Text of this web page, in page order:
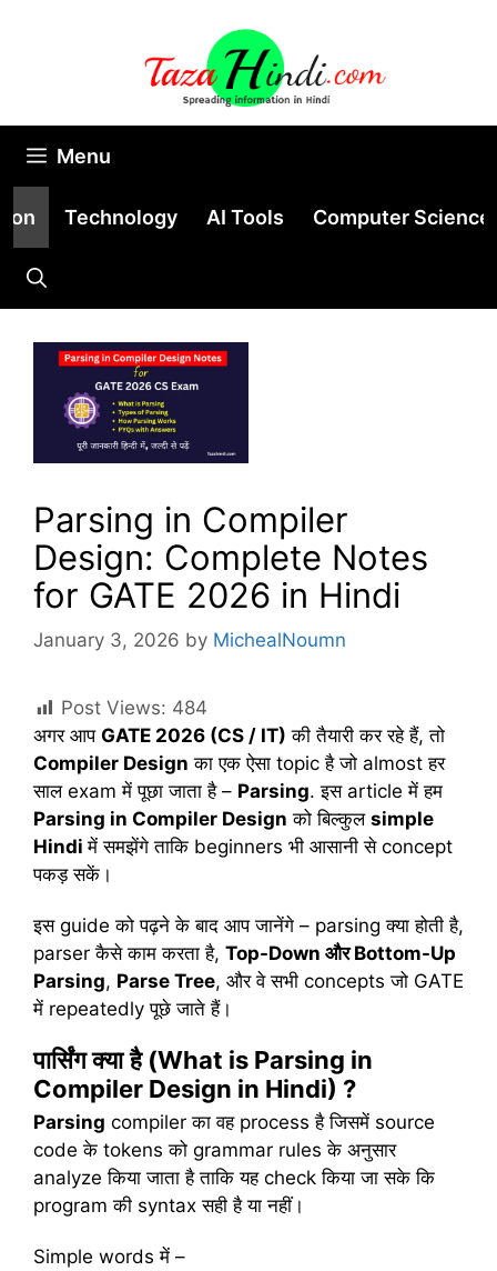
Menu
Technology AI Tools Computer Science
Parsing in Compiler
Design: Complete Notes
for GATE 2026 in Hindi
January 3, 2026 by MichealNoumn
Post Views: 484
अगर आप GATE 2026 (CS / IT) की तैयारी कर रहे हैं, तो
Compiler Design का एक ऐसा topic है जो almost हर
साल exam में पूछा जाता है – Parsing. इस article में हम
Parsing in Compiler Design को बिल्कुल simple
Hindiमें समझेंगे ताकि beginners भी आसानी से concept
पकड़ सकें।
इस guide को पढ़ने के बाद आप जानेंगे – parsing क्या होती है,
parser कैसे काम करता है, Top-Down औरBottom-Up
Parsing, Parse Tree, और वे सभी concepts जो GATE
में repeatedly पूछे जाते हैं।
पार्सिंग क्या है(What is Parsing in
Compiler Design in Hindi) ?
Parsing compiler का वह process है जिसमें source
code के tokens को grammar rules के अनुसार
analyze किया जाता है ताकि यह check किया जा सके कि
program की syntax सही है या नहीं।
Simple words में –